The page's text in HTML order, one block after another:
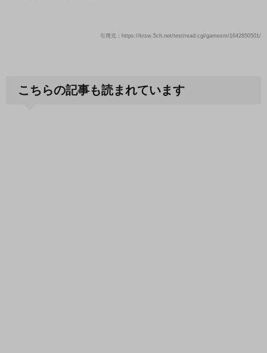
引用元：https://krsw.5ch.net/test/read.cgi/gamesm/1642850501/
こちらの記事も読まれています